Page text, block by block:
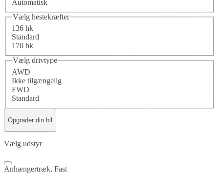
Automatisk
Vælg hestekræfter
136 hk
Standard
170 hk
Vælg drivtype
AWD
Ikke tilgængelig
FWD
Standard
Opgrader din bil
Vælg udstyr
Anhængertræk, Fast